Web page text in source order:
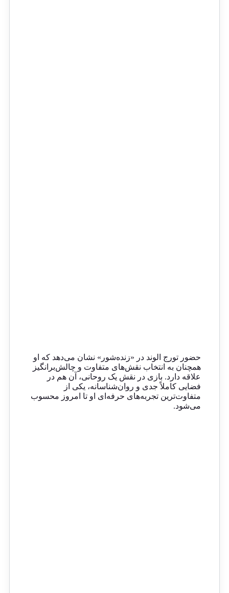
حضور تورج الوند در «زنده‌شور» نشان می‌دهد که او
همچنان به انتخاب نقش‌های متفاوت و چالش‌برانگیز
علاقه دارد. بازی در نقش یک روحانی، آن هم در
فضایی کاملاً جدی و روان‌شناسانه، یکی از
متفاوت‌ترین تجربه‌های حرفه‌ای او تا امروز محسوب
می‌شود.